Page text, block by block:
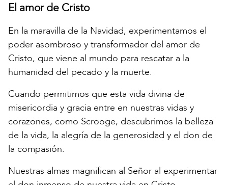
El amor de Cristo
En la maravilla de la Navidad, experimentamos el
poder asombroso y transformador del amor de
Cristo, que viene al mundo para rescatar a la
humanidad del pecado y la muerte.
Cuando permitimos que esta vida divina de
misericordia y gracia entre en nuestras vidas y
corazones, como Scrooge, descubrimos la belleza
de la vida, la alegría de la generosidad y el don de
la compasión.
Nuestras almas magnifican al Señor al experimentar